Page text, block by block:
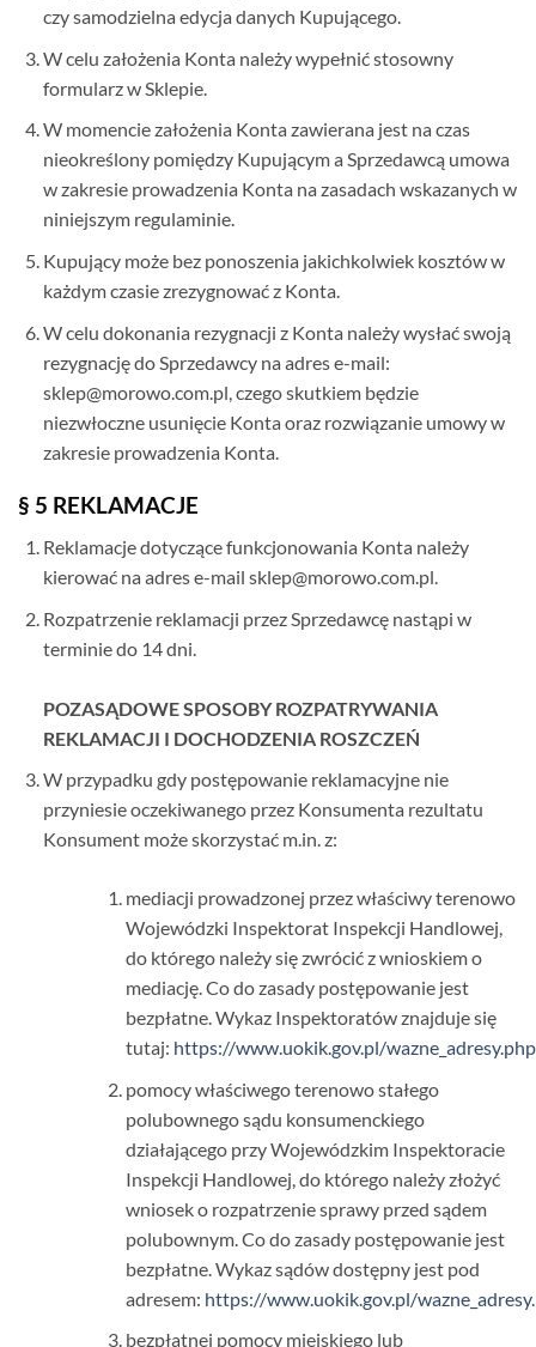
czy samodzielna edycja danych Kupującego.
W celu założenia Konta należy wypełnić stosowny
formularz w Sklepie.
W momencie założenia Konta zawierana jest na czas
nieokreślony pomiędzy Kupującym a Sprzedawcą umowa
w zakresie prowadzenia Konta na zasadach wskazanych w
niniejszym regulaminie.
Kupujący może bez ponoszenia jakichkolwiek kosztów w
każdym czasie zrezygnować z Konta.
W celu dokonania rezygnacji z Konta należy wysłać swoją
rezygnację do Sprzedawcy na adres e-mail:
sklep@morowo.com.pl, czego skutkiem będzie
niezwłoczne usunięcie Konta oraz rozwiązanie umowy w
zakresie prowadzenia Konta.
§ 5 REKLAMACJE
Reklamacje dotyczące funkcjonowania Konta należy
kierować na adres e-mail sklep@morowo.com.pl.
Rozpatrzenie reklamacji przez Sprzedawcę nastąpi w
terminie do 14 dni.
POZASĄDOWE SPOSOBY ROZPATRYWANIA
REKLAMACJI I DOCHODZENIA ROSZCZEŃ
W przypadku gdy postępowanie reklamacyjne nie
przyniesie oczekiwanego przez Konsumenta rezultatu
Konsument może skorzystać m.in. z:
mediacji prowadzonej przez właściwy terenowo
Wojewódzki Inspektorat Inspekcji Handlowej,
do którego należy się zwrócić z wnioskiem o
mediację. Co do zasady postępowanie jest
bezpłatne. Wykaz Inspektoratów znajduje się
tutaj: https://www.uokik.gov.pl/
pomocy właściwego terenowo stałego
polubownego sądu konsumenckiego
działającego przy Wojewódzkim Inspektoracie
Inspekcji Handlowej, do którego należy złożyć
wniosek o rozpatrzenie sprawy przed sądem
polubownym. Co do zasady postępowanie jest
bezpłatne. Wykaz sądów dostępny jest pod
adresem: https://www.uokik.gov.pl/
bezpłatnej pomocy miejskiego lub